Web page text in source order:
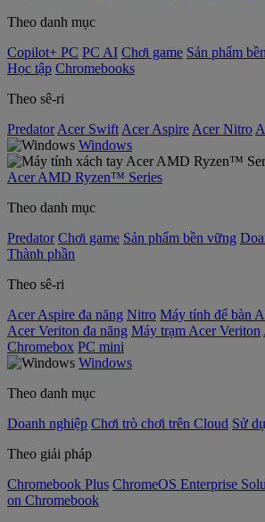
Theo danh mục
Copilot+ PC PC AI Chơi game Sản phẩm
Học tập Chromebooks
Theo sê-ri
Predator Acer Swift Acer Aspire Acer Nitro
Windows
Acer AMD Ryzen™ Series
Theo danh mục
Predator Chơi game Sản phẩm bền vững
Thành phần
Theo sê-ri
Acer Aspire đa năng Nitro Máy tính để bàn
Acer Veriton đa năng Máy trạm Acer Veriton
Chromebox PC mini
Windows
Theo danh mục
Doanh nghiệp Chơi trò chơi trên Cloud Sử
Theo giải pháp
Chromebook Plus ChromeOS Enterprise
on Chromebook